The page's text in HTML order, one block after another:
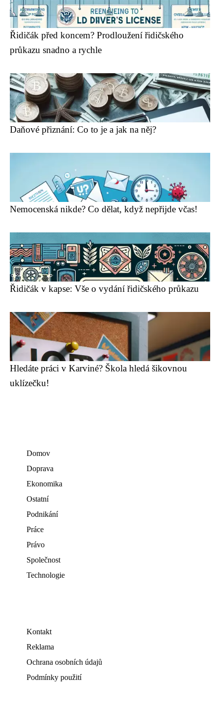
Řidičák před koncem? Prodloužení řidičského
průkazu snadno a rychle
Daňové přiznání: Co to je a jak na něj?
Nemocenská nikde? Co dělat, když nepřijde včas!
Řidičák v kapse: Vše o vydání řidičského průkazu
Hledáte práci v Karviné? Škola hledá šikovnou
uklízečku!
Domov
Doprava
Ekonomika
Ostatní
Podnikání
Práce
Právo
Společnost
Technologie
Kontakt
Reklama
Ochrana osobních údajů
Podmínky použití